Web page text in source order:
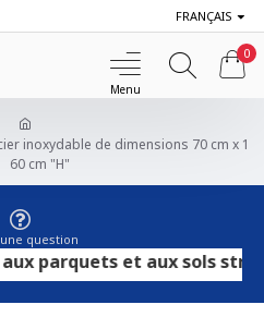
FRANÇAIS
0
inoxydable de dimensions 70 cm x 1
60 cm "H"
question
et aux sols stratifiés.